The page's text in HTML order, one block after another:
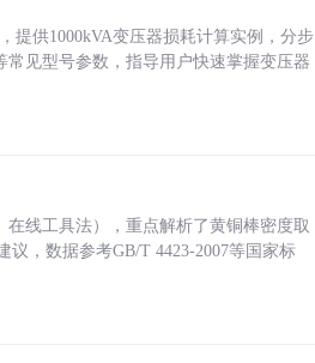
提供1000kVA变压器损耗计算实例，分步
常见型号参数，指导用户快速掌握变压器
线工具法），重点解析了黄铜棒密度取
议，数据参考GB/T 4423-2007等国家标